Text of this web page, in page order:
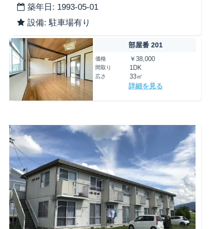
築年日: 1993-05-01
設備: 駐車場有り
部屋番 201
価格 ￥38,000
間取り 1DK
広さ 33㎡
詳細を見る